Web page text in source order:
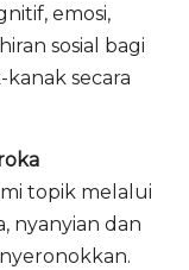
emosi,
sosial bagi
secara
topik melalui
nyanyian dan